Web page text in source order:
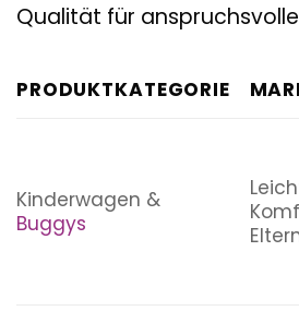
Qualität für anspruchsvolle
PRODUKTKATEGORIE
Kinderwagen &
Buggys